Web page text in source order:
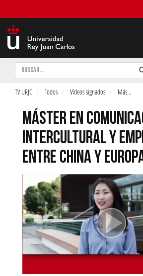
Buscar
TV URJC Todos Vídeos signados Más...
MÁSTER EN
INTERCULTURAL Y
ENTRE CHINA Y